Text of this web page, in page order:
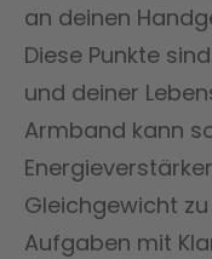
an deinen
Diese Punkte
und deiner
Armband kann
Gleichgewicht
Aufgaben mit